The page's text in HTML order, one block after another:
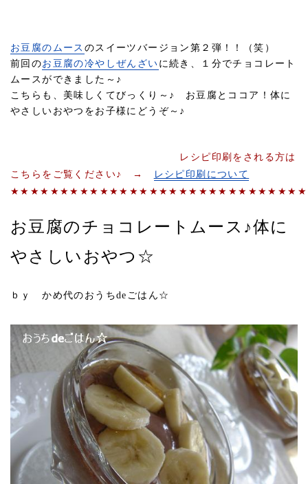
お豆腐のムース のスイーツバージョン第２弾！！（笑）
前回のお豆腐の冷やしぜんざい に続き、１分でチョコレート
ムースができました～♪
こちらも、美味しくてびっくり～♪ お豆腐とココア！体に
やさしいおやつをお子様にどうぞ～♪
レシピ印刷をされる方は
こちらをご覧ください♪ →
レシピ印刷について
お豆腐のチョコレートムース♪体に
やさしいおやつ☆
ｂｙ かめ代のおうちdeごはん☆